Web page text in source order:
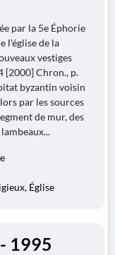
par la 5e Éphorie
l'église de la
vestiges
[2000] Chron., p.
byzantin voisin
par les sources
de mur, des
Église
1995